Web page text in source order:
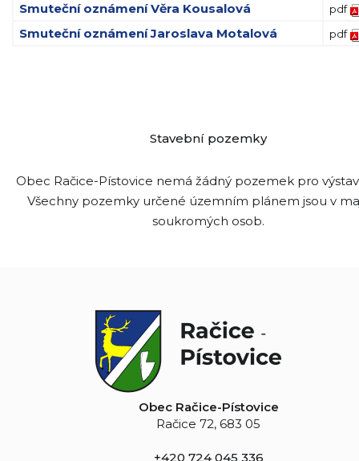
Smuteční oznámení Věra Kousalová pdf
Smuteční oznámení Jaroslava Motalová pdf
Stavební pozemky
Obec Račice-Pístovice nemá žádný pozemek pro
Všechny pozemky určené územním plánem jsou v
soukromých osob.
Obec Račice-Pístovice
Račice 72, 683 05
+420 724 045 336